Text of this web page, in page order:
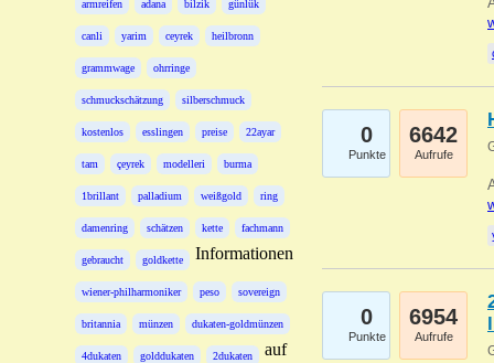
armreifen adana bilzik günlük
canli yarim ceyrek heilbronn
grammwage ohrringe
schmuckschätzung silberschmuck
kostenlos esslingen preise 22ayar
tam çeyrek modelleri burma
1brillant palladium weißgold ring
damenring schätzen kette fachmann
gebraucht goldkette
wiener-philharmoniker peso sovereign
britannia münzen dukaten-goldmünzen
4dukaten golddukaten 2dukaten
Informationen
auf
0
Punkte
6642
Aufrufe
0
Punkte
6954
Aufrufe